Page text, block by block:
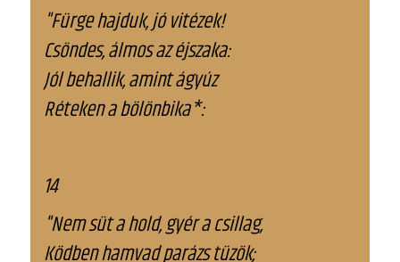
"Fürge hajduk, jó vitézek!
Csöndes, álmos az éjszaka:
Jól behallik, amint ágyúz
Réteken a bölönbika*:
14
"Nem süt a hold, gyér a csillag,
Ködben hamvad parázs tüzök;